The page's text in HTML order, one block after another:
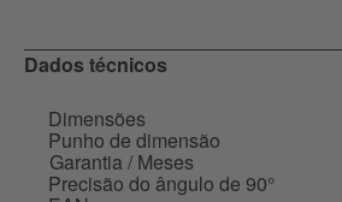
Dados técnicos
Dimensões
Punho de dimensão
Garantia / Meses
Precisão do ângulo de 90°